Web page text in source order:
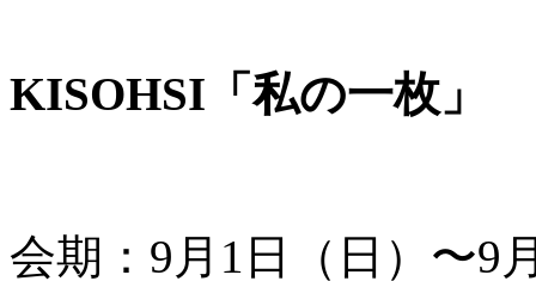
KISOHSI「私の一枚」
会期：9月1日（日）〜9